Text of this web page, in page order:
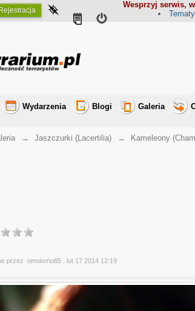
Wesprzyj serwis,
Rejestracja
Wydarzenia Blogi Galeria
→ Jaszczurki (Lacertilia) → Kameleony
przez omolomo85 , lut 17 2014 12:19